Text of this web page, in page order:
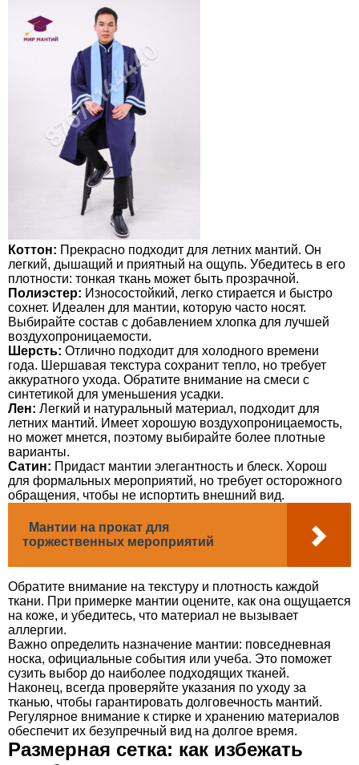
Коттон: Прекрасно подходит для летних мантий. Он
легкий, дышащий и приятный на ощупь. Убедитесь в его
плотности: тонкая ткань может быть прозрачной.
Полиэстер: Износостойкий, легко стирается и быстро
сохнет. Идеален для мантии, которую часто носят.
Выбирайте состав с добавлением хлопка для лучшей
воздухопроницаемости.
Шерсть: Отлично подходит для холодного времени
года. Шершавая текстура сохранит тепло, но требует
аккуратного ухода. Обратите внимание на смеси с
синтетикой для уменьшения усадки.
Лен: Легкий и натуральный материал, подходит для
летних мантий. Имеет хорошую воздухопроницаемость,
но может мнется, поэтому выбирайте более плотные
варианты.
Сатин: Придаст мантии элегантность и блеск. Хорош
для формальных мероприятий, но требует осторожного
обращения, чтобы не испортить внешний вид.
Мантии на прокат для
торжественных мероприятий
Обратите внимание на текстуру и плотность каждой
ткани. При примерке мантии оцените, как она ощущается
на коже, и убедитесь, что материал не вызывает
аллергии.
Важно определить назначение мантии: повседневная
носка, официальные события или учеба. Это поможет
сузить выбор до наиболее подходящих тканей.
Наконец, всегда проверяйте указания по уходу за
тканью, чтобы гарантировать долговечность мантий.
Регулярное внимание к стирке и хранению материалов
обеспечит их безупречный вид на долгое время.
Размерная сетка: как избежать